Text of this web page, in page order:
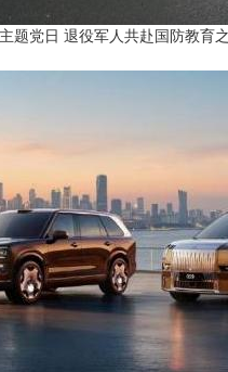
题党日 退役军人共赴国防教育